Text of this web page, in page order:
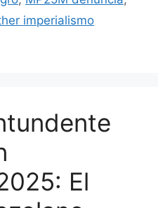
imperialismo
El